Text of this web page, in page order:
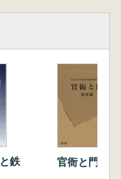
跡(上野国)、
(伊賀国)、原
)、江平追跡
ヘボノ木追跡
根岸官衛遣跡
多賀城跡(陸
遺跡(陸奥
国府跡(三河
鉄 官衙と門 資